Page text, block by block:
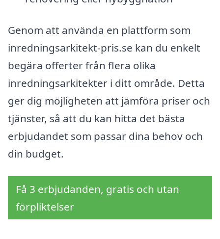
Genom att använda en plattform som
inredningsarkitekt-pris.se kan du enkelt
begära offerter från flera olika
inredningsarkitekter i ditt område. Detta
ger dig möjligheten att jämföra priser och
tjänster, så att du kan hitta det bästa
erbjudandet som passar dina behov och
din budget.
Få 3 erbjudanden, gratis och utan
förpliktelser